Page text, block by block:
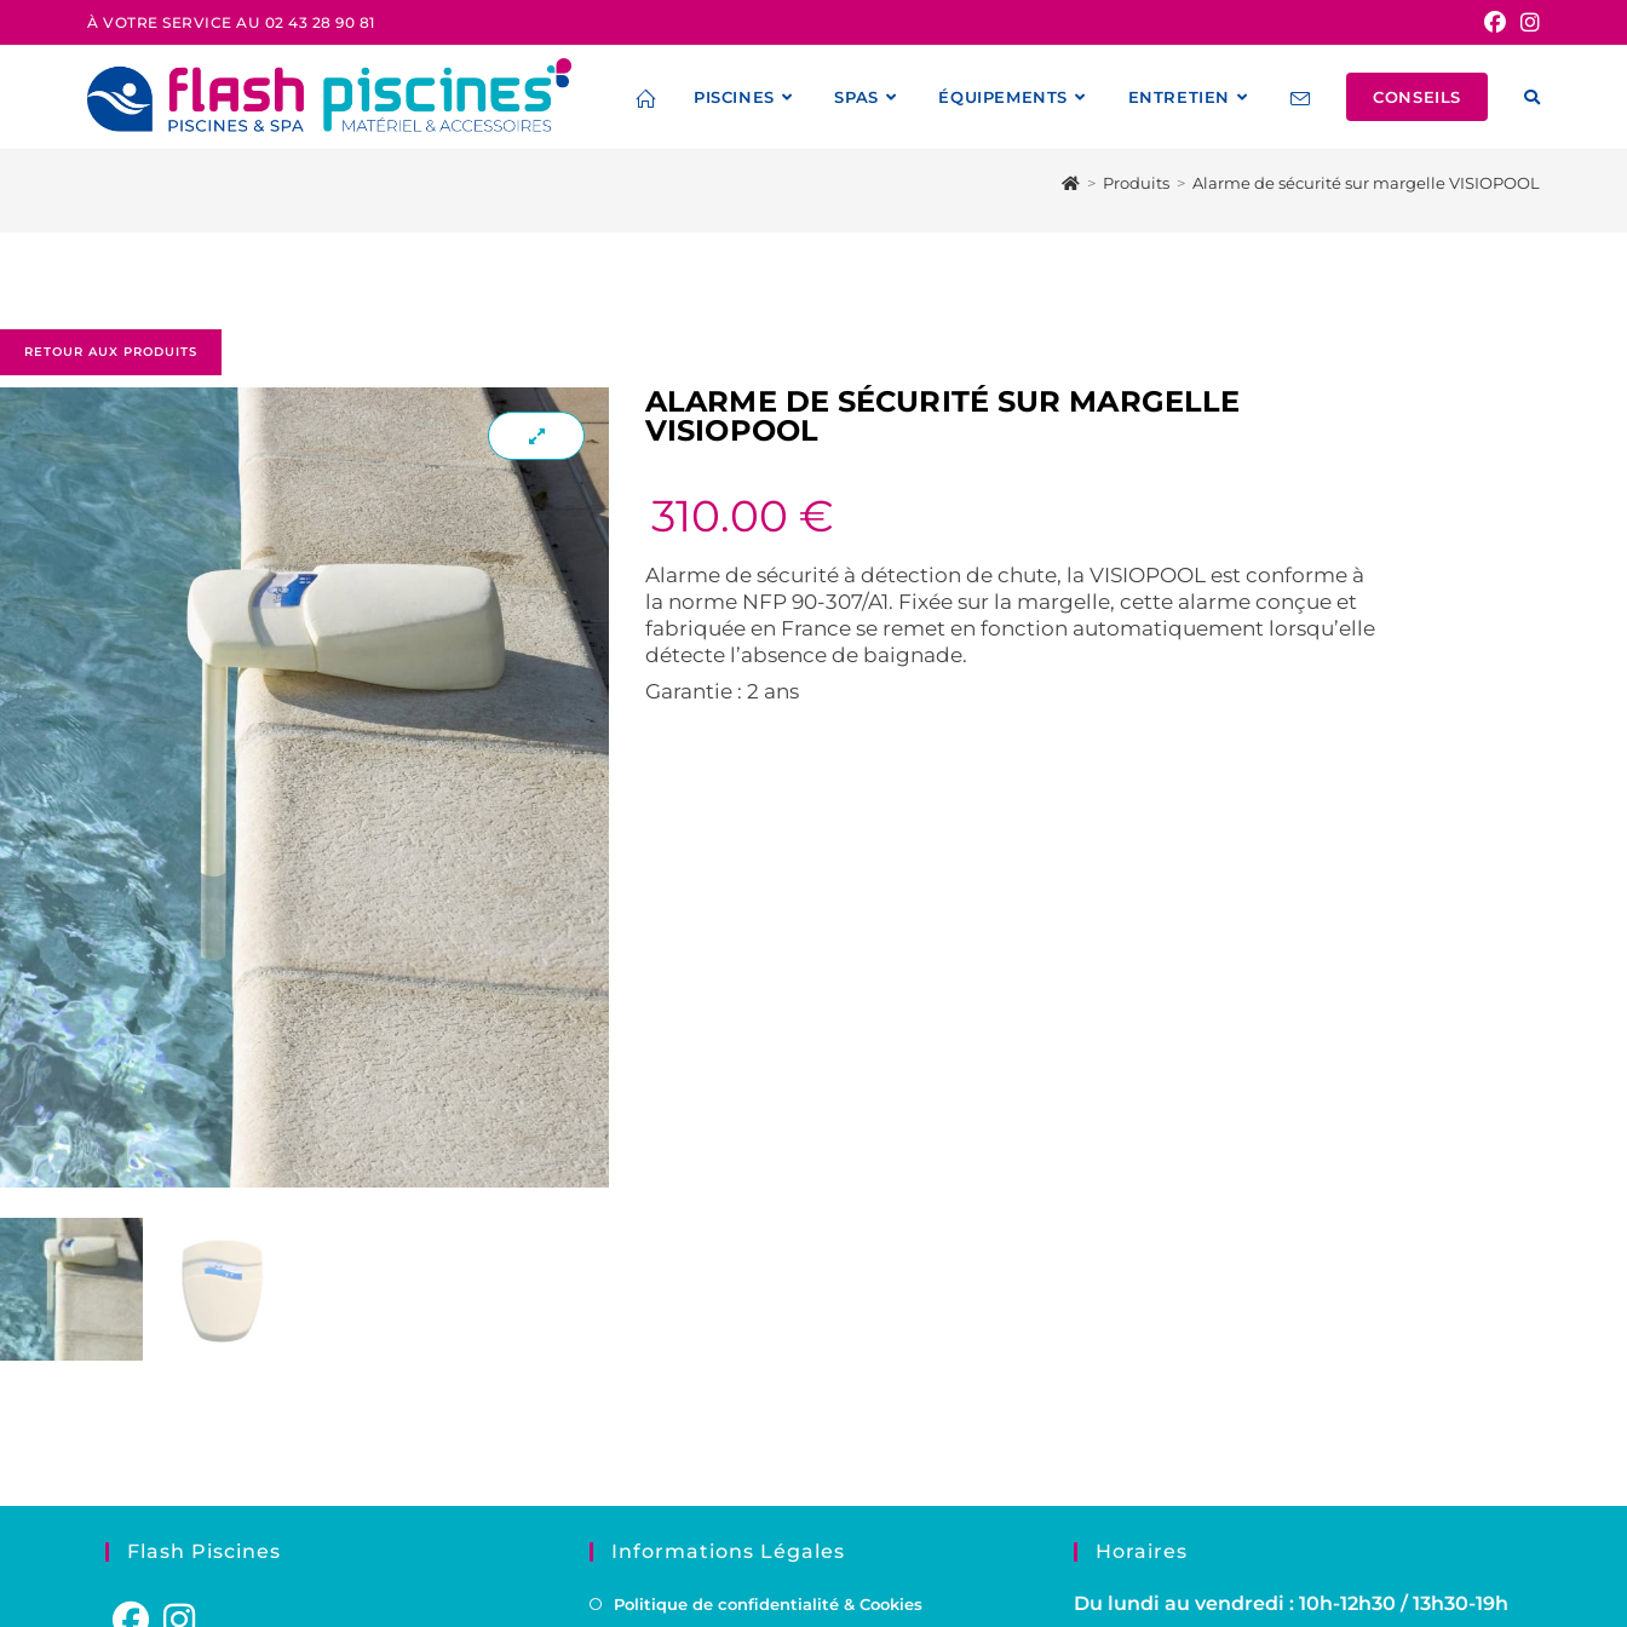
À VOTRE SERVICE AU 02 43 28 90 81
PISCINES SPAS ÉQUIPEMENTS ENTRETIEN CONSEILS
> Produits > Alarme de sécurité sur margelle VISIOPOOL
ALARME DE SÉCURITÉ SUR MARGELLE
VISIOPOOL
310.00 €
Alarme de sécurité à détection de chute, la VISIOPOOL est conforme à
la norme NFP 90-307/A1. Fixée sur la margelle, cette alarme conçue et
fabriquée en France se remet en fonction automatiquement lorsqu’elle
détecte l’absence de baignade.
Garantie : 2 ans
Flash Piscines Informations Légales
Politique de confidentialité & Cookies
Horaires
Du lundi au vendredi : 10h-12h30 / 13h30-19h